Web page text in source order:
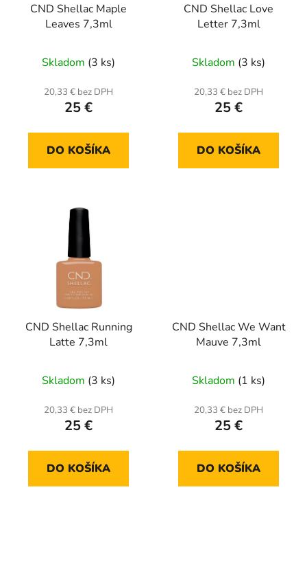
CND Shellac Maple
Leaves 7,3ml
Skladom (3 ks)
20,33 € bez DPH
25 €
DO KOŠÍKA
CND Shellac Love
Letter 7,3ml
Skladom (3 ks)
20,33 € bez DPH
25 €
DO KOŠÍKA
CND Shellac Running
Latte 7,3ml
Skladom (3 ks)
20,33 € bez DPH
25 €
DO KOŠÍKA
CND Shellac We Want
Mauve 7,3ml
Skladom (1 ks)
20,33 € bez DPH
25 €
DO KOŠÍKA